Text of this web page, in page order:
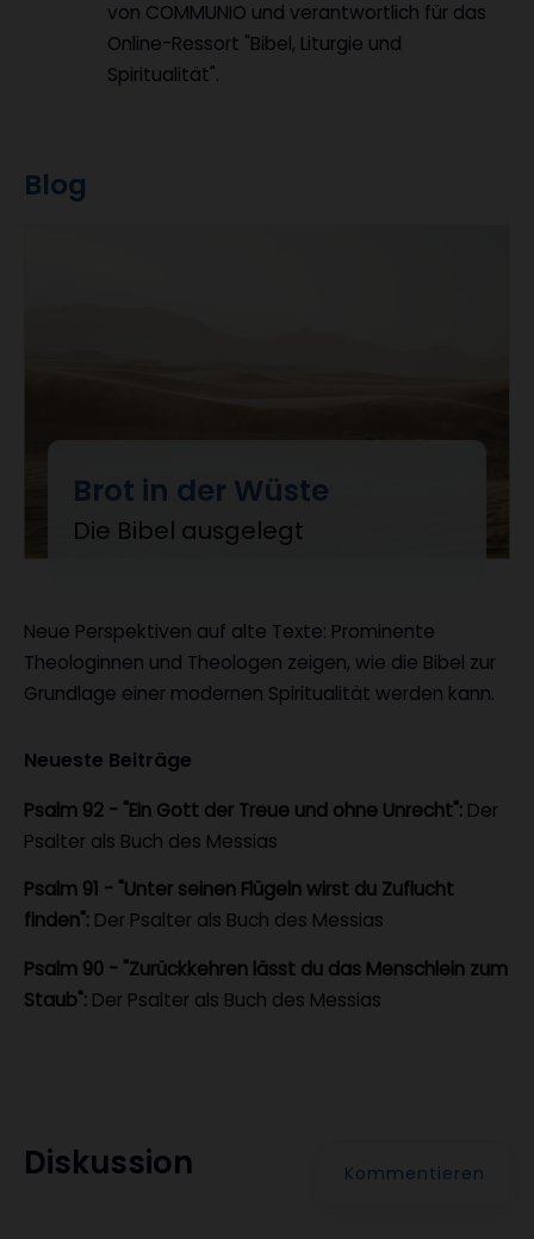
von COMMUNIO und verantwortlich für das
Online-Ressort "Bibel, Liturgie und
Spiritualität".
Blog
Brot in der Wüste
:
Die Bibel ausgelegt
Neue Perspektiven auf alte Texte: Prominente
Theologinnen und Theologen zeigen, wie die Bibel zur
Grundlage einer modernen Spiritualität werden kann.
Neueste Beiträge
Psalm 92 - "Ein Gott der Treue und ohne Unrecht": Der
Psalter als Buch des Messias
Psalm 91 - "Unter seinen Flügeln wirst du Zuflucht
finden": Der Psalter als Buch des Messias
Psalm 90 - "Zurückkehren lässt du das Menschlein zum
Staub": Der Psalter als Buch des Messias
Diskussion Kommentieren